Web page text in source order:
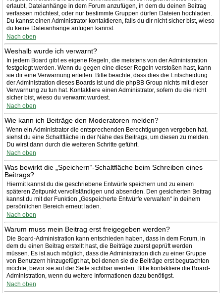
erlaubt, Dateianhänge in dem Forum anzufügen, in dem du deinen Beitrag
verfassen möchtest, oder nur bestimmte Gruppen dürfen Dateien hochladen.
Du kannst einen Administrator kontaktieren, falls du dir nicht sicher bist, wieso
du keine Dateianhänge anfügen kannst.
Nach oben
Weshalb wurde ich verwarnt?
In jedem Board gibt es eigene Regeln, die meistens von der Administration
festgelegt werden. Wenn du gegen eine dieser Regeln verstoßen hast, kann
sie dir eine Verwarnung erteilen. Bitte beachte, dass dies die Entscheidung
der Administration dieses Boards ist und die phpBB Group nichts mit dieser
Verwarnung zu tun hat. Kontaktiere einen Administrator, sofern du die nicht
sicher bist, wieso du verwarnt wurdest.
Nach oben
Wie kann ich Beiträge den Moderatoren melden?
Wenn ein Administrator die entsprechenden Berechtigungen vergeben hat,
siehst du eine Schaltfläche in der Nähe des Beitrags, um diesen zu melden.
Du wirst dann durch die weiteren Schritte geführt.
Nach oben
Was bewirkt die „Speichern“-Schaltfläche beim Schreiben eines
Beitrags?
Hiermit kannst du die geschriebene Entwürfe speichern und zu einem
späteren Zeitpunkt vervollständigen und absenden. Den gesicherten Beitrag
kannst du mit der Funktion „Gespeicherte Entwürfe verwalten“ in deinem
persönlichen Bereich erneut laden.
Nach oben
Warum muss mein Beitrag erst freigegeben werden?
Die Board-Administration kann entschieden haben, dass in dem Forum, in
dem du einen Beitrag erstellt hast, die Beiträge zuerst geprüft werden
müssen. Es ist auch möglich, dass die Administration dich zu einer Gruppe
von Benutzern hinzugefügt hat, bei denen sie die Beiträge erst begutachten
möchte, bevor sie auf der Seite sichtbar werden. Bitte kontaktiere die Board-
Administration, wenn du weitere Informationen dazu benötigst.
Nach oben